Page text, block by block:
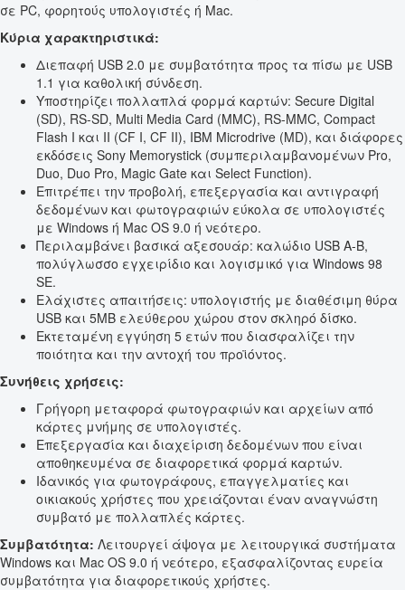
σε PC, φορητούς υπολογιστές ή Mac.
Κύρια χαρακτηριστικά:
Διεπαφή USB 2.0 με συμβατότητα προς τα πίσω με USB
1.1 για καθολική σύνδεση.
Υποστηρίζει πολλαπλά φορμά καρτών: Secure Digital
(SD), RS-SD, Multi Media Card (MMC), RS-MMC, Compact
Flash I και II (CF I, CF II), IBM Microdrive (MD), και διάφορες
εκδόσεις Sony Memorystick (συμπεριλαμβανομένων Pro,
Duo, Duo Pro, Magic Gate και Select Function).
Επιτρέπει την προβολή, επεξεργασία και αντιγραφή
δεδομένων και φωτογραφιών εύκολα σε υπολογιστές
με Windows ή Mac OS 9.0 ή νεότερο.
Περιλαμβάνει βασικά αξεσουάρ: καλώδιο USB A-B,
πολύγλωσσο εγχειρίδιο και λογισμικό για Windows 98
SE.
Ελάχιστες απαιτήσεις: υπολογιστής με διαθέσιμη θύρα
USB και 5MB ελεύθερου χώρου στον σκληρό δίσκο.
Εκτεταμένη εγγύηση 5 ετών που διασφαλίζει την
ποιότητα και την αντοχή του προϊόντος.
Συνήθεις χρήσεις:
Γρήγορη μεταφορά φωτογραφιών και αρχείων από
κάρτες μνήμης σε υπολογιστές.
Επεξεργασία και διαχείριση δεδομένων που είναι
αποθηκευμένα σε διαφορετικά φορμά καρτών.
Ιδανικός για φωτογράφους, επαγγελματίες και
οικιακούς χρήστες που χρειάζονται έναν αναγνώστη
συμβατό με πολλαπλές κάρτες.
Συμβατότητα: Λειτουργεί άψογα με λειτουργικά συστήματα
Windows και Mac OS 9.0 ή νεότερο, εξασφαλίζοντας ευρεία
συμβατότητα για διαφορετικούς χρήστες.